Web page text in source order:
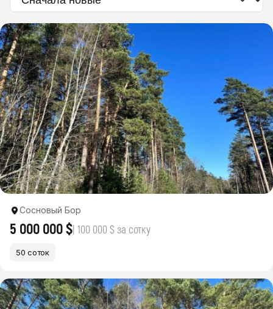
Сосновый Бор
5 000 000 $| 100 000 $ за сотку
50 соток